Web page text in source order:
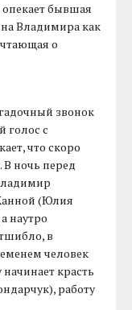
бывшая
Владимира как
о
звонок
голос с
что скоро
ночь перед
(Юлия
наутро
в
человек
красть
работу